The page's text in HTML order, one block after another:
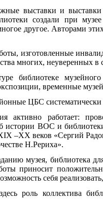
выставки и
создали при
другое. Авторами
изготовленные
многих, неуверенных в
библиотеке
временные
ЦБС систематически
активно работает:
истории ВОС и
–XX веков «Сергий
Н.Рериха».
музея, библиотека для
приносит
себя
роль коллектива